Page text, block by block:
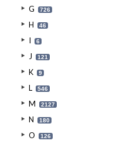
G 726
H 46
I 6
J 121
K 9
L 546
M 2127
N 180
O 126